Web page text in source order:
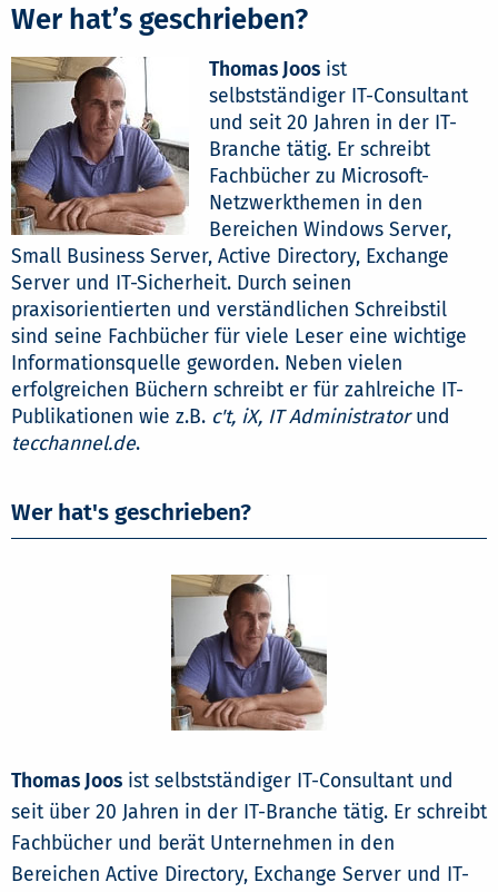
Wer hat’s geschrieben?
Thomas Joosist
selbstständiger IT-Consultant
und seit 20 Jahren in der IT-
Branche tätig. Er schreibt
Fachbücher zu Microsoft-
Netzwerkthemen in den
Bereichen Windows Server,
Small Business Server, Active Directory, Exchange
Server und IT-Sicherheit. Durch seinen
praxisorientierten und verständlichen Schreibstil
sind seine Fachbücher für viele Leser eine wichtige
Informationsquelle geworden. Neben vielen
erfolgreichen Büchern schreibt er für zahlreiche IT-
Publikationen wie z.B. c't, iX, IT Administratorund
tecchannel.de.
Wer hat's geschrieben?
Thomas Joos ist selbstständiger IT-Consultant und
seit über 20 Jahren in der IT-Branche tätig. Er schreibt
Fachbücher und berät Unternehmen in den
Bereichen Active Directory, Exchange Server und IT-